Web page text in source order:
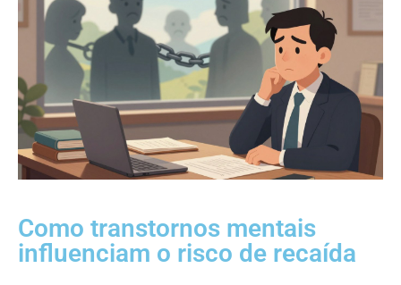
Como transtornos mentais
influenciam o risco de recaída